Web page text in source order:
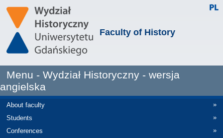
Faculty of History
Menu - Wydział Historyczny - wersja
angielska
About faculty
»
Students
»
Conferences
»